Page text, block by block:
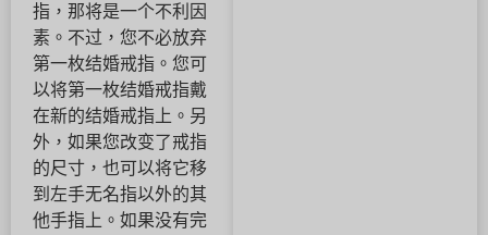
指，那将是一个不利因
素。不过，您不必放弃
第一枚结婚戒指。您可
以将第一枚结婚戒指戴
在新的结婚戒指上。另
外，如果您改变了戒指
的尺寸，也可以将它移
到左手无名指以外的其
他手指上。如果没有完